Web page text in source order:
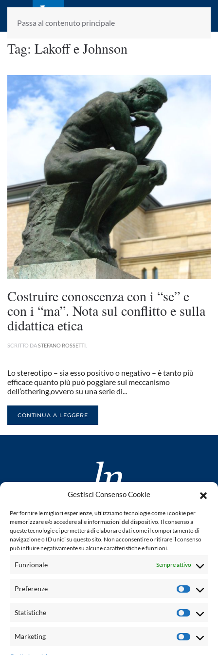
Gestisci Consenso Cookie
Per fornire le migliori esperienze, utilizziamo tecnologie come i cookie per
memorizzare e/o accedere alle informazioni del dispositivo. Il consenso a
queste tecnologie ci permetterà di elaborare dati come il comportamento di
navigazione o ID unici su questo sito. Non acconsentire o ritirare il consenso
può influire negativamente su alcune caratteristiche e funzioni.
Funzionale Sempre attivo
Preferenze
Statistiche
Marketing
Passa al contenuto principale
laletteraturaenoi.it
fondato da Romano Luperini
Tag: Lakoff e Johnson
Costruire conoscenza con i “se” e
con i “ma”. Nota sul conflitto e sulla
didattica etica
SCRITTO DASTEFANO ROSSETTI
Lo stereotipo – sia esso positivo o negativo – è tanto più
efficace quanto più può poggiare sul meccanismo
dell’othering,ovvero su una serie di...
CONTINUA A LEGGERE
www.laletteraturaenoi.it
fondato da Romano Luperini
Questo blog non rappresenta una testata giornalistica in
quanto viene aggiornato senza alcuna periodicità. Non può
legge n° 62 del 7.03.2001. L'autore non è responsabile per
email: